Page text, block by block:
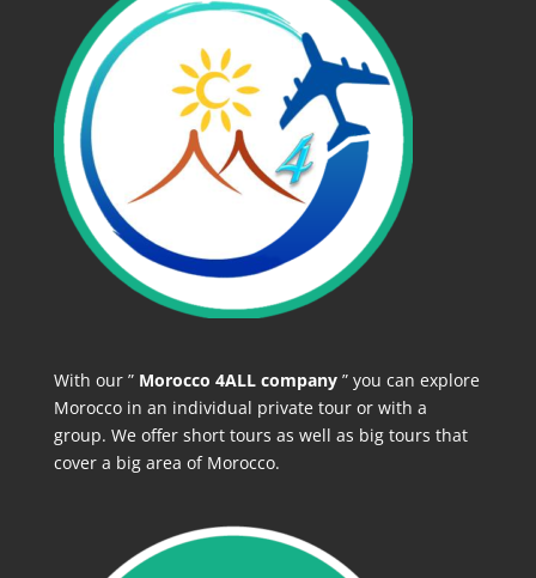
With our ” Morocco 4ALL company” you can explore
Morocco in an individual private tour or with a
group. We offer short tours as well as big tours that
cover a big area of Morocco.